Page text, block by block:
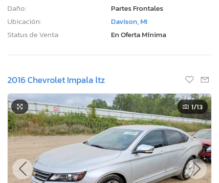
Daño:
Partes Frontales
Ubicación:
Davison, MI
Status de Venta:
En Oferta Mínima
2016 Chevrolet Impala ltz
1/13